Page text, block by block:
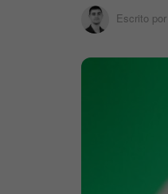
Escrito por